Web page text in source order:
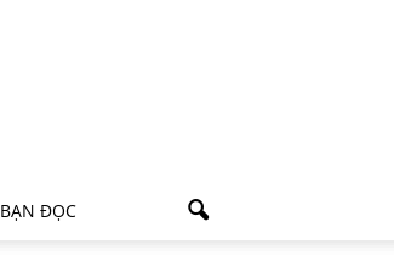
BẠN ĐỌC